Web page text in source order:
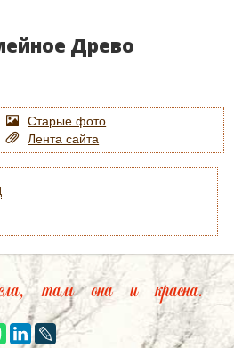
Древо
Старые фото
Лента сайта
там она и красна.